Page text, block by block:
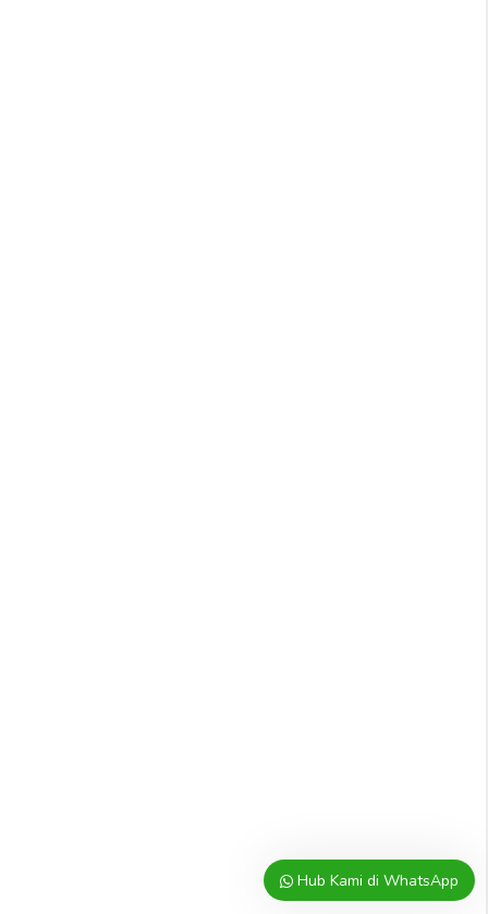
Hub Kami di WhatsApp